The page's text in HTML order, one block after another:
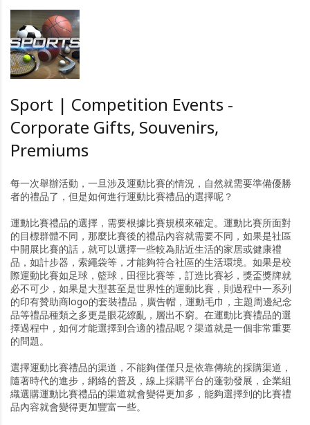
Sport | Competition Events -
Corporate Gifts, Souvenirs,
Premiums
每一次舉辦活動，一旦涉及運動比賽的情況，自然就需要準備優勝
者的禮品了，但是如何進行運動比賽禮品的選擇呢？
運動比賽禮品的選擇，需要根據比賽規模來確定。運動比賽所面對
的目標群體不同，那麼比賽後的禮品內容就需要不同，如果是社區
中開展比賽的話，就可以選擇一些較為貼近生活的家居或健康禮
品，如計步器，索繩袋等，才能夠符合社區的生活環境。如果是校
際運動比賽如足球，籃球，田徑比賽等，訂造比賽衫，獎盃獎牌就
必不可少，如果是大型甚至是世界性的運動比賽，則過程中一系列
的印有贊助商logo的套裝禮品，廣告帽，運動毛巾，主題周邊紀念
品等禮品種類之多更是眼花繚亂，層出不窮。在運動比賽禮品的選
擇過程中，如何才能選擇到合適的禮品呢？渠道就是一個非常重要
的問題。
選擇運動比賽禮品的渠道，不能夠僅僅只是依靠傳統的採購渠道，
隨著時代的進步，網絡的普及，線上採購平台的蓬勃發展，企業組
織選購運動比賽禮品的渠道就會變得更加多，能夠選擇到的比賽禮
品內容就會變得更加豐富一些。